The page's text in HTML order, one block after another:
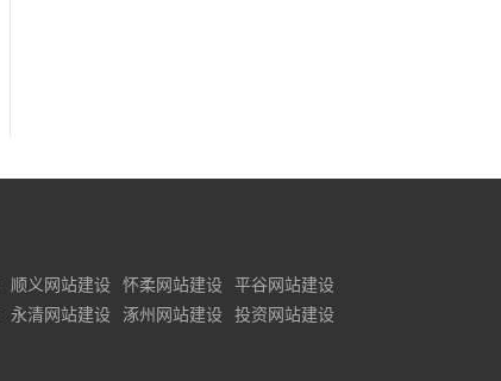
顺义网站建设 怀柔网站建设
平谷网站建设
永清网站建设 涿州网站建设
投资网站建设